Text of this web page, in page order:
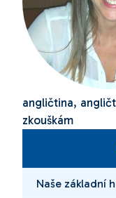
angličtina,
zkouškám
Naše základní